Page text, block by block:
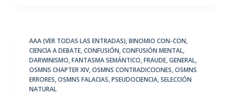
AAA (VER TODAS LAS ENTRADAS),BINOMIO CON-CON,
CIENCIA A DEBATE,CONFUSIÓN,CONFUSIÓN MENTAL,
DARWINISMO,FANTASMA SEMÁNTICO,FRAUDE,GENERAL,
OSMNS CHAPTER XIV,OSMNS CONTRADICCIONES,OSMNS
ERRORES,OSMNS FALACIAS,PSEUDOCIENCIA,SELECCIÓN
NATURAL